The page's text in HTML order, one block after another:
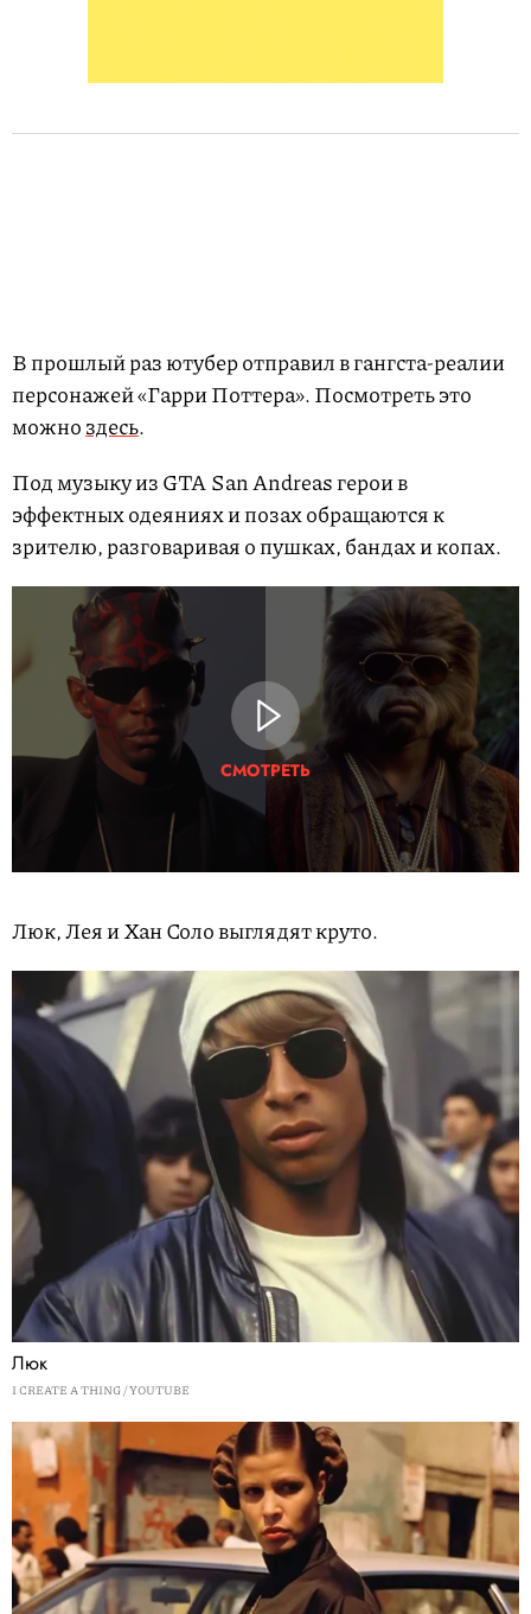
В прошлый раз ютубер отправил в гангста-реалии
персонажей «Гарри Поттера». Посмотреть это
можноздесь.
Под музыку из GTA San Andreas герои в
эффектных одеяниях и позах обращаются к
зрителю, разговаривая о пушках, бандах и копах.
СМОТРЕТЬ
Люк, Лея и Хан Соло выглядят круто.
Люк
I CREATE A THING / YOUTUBE